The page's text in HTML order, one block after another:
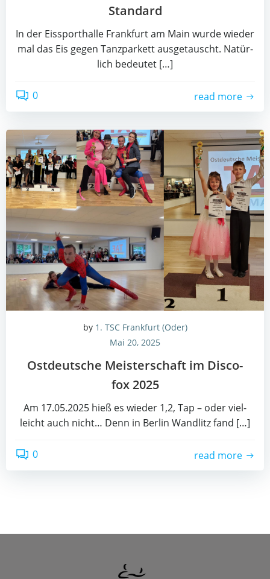
Standard
In der Eis­sport­hal­le Frank­furt am Main wur­de wie­der
mal das Eis gegen Tanz­par­kett aus­ge­tauscht. Natür­
lich bedeu­tet […]
0 read more
by 1. TSC Frankfurt (Oder)
Mai 20, 2025
Ost­deut­sche Meis­ter­schaft im Dis­co­
fox 2025
Am 17.05.2025 hieß es wie­der 1,2, Tap – oder viel­
leicht auch nicht… Denn in Ber­lin Wand­litz fand […]
0 read more